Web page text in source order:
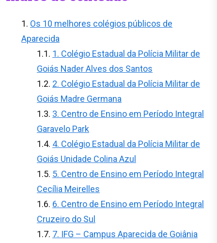
Os 10 melhores colégios públicos de
Aparecida
1. Colégio Estadual da Polícia Militar de
Goiás Nader Alves dos Santos
2. Colégio Estadual da Polícia Militar de
Goiás Madre Germana
3. Centro de Ensino em Período Integral
Garavelo Park
4. Colégio Estadual da Polícia Militar de
Goiás Unidade Colina Azul
5. Centro de Ensino em Período Integral
Cecília Meirelles
6. Centro de Ensino em Período Integral
Cruzeiro do Sul
7. IFG – Campus Aparecida de Goiânia